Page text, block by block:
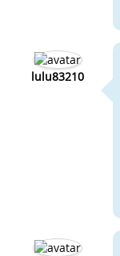
lulu83210